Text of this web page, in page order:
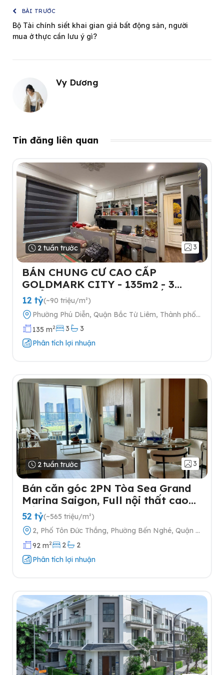
BÀI TRƯỚC
Bộ Tài chính siết khai gian giá bất động sản, người
mua ở thực cần lưu ý gì?
Vy Dương
Tin đăng liên quan
2 tuần trước 3
BÁN CHUNG CƯ CAO CẤP
GOLDMARK CITY - 135m2 - 3
NGỦ-TẶNG FULL NỘI THẤT- 2
SLOT Ô TÔ
12 tỷ(~90 triệu/m²)
Phường Phú Diễn, Quận Bắc Từ Liêm, Thành phố
Hà Nội
135 m2 3
3
Phân tích lợi nhuận
2 tuần trước 3
Bán căn góc 2PN Tòa Sea Grand
Marina Saigon, Full nội thất cao
cấp
52 tỷ(~565 triệu/m²)
2, Phố Tôn Đức Thắng, Phường Bến Nghé, Quận 1,
Thành phố Hồ Chí Minh
92 m2 2
2
Phân tích lợi nhuận